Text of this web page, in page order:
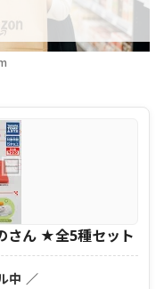
さん ★全5種セット
中 ／